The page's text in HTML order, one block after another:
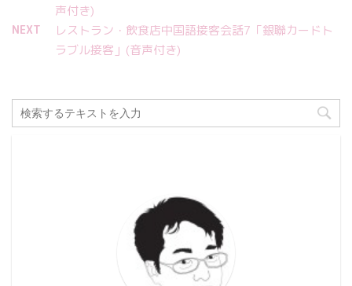
声付き)
NEXT
レストラン・飲食店中国語接客会話7「銀聯カードト
ラブル接客」(音声付き)